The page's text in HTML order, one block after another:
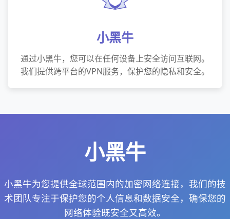
小黑牛
通过小黑牛，您可以在任何设备上安全访问互联网。
我们提供跨平台的VPN服务，保护您的隐私和安全。
小黑牛
小黑牛为您提供全球范围内的加密网络连接，我们的技
术团队专注于保护您的个人信息和数据安全，确保您的
网络体验既安全又高效。